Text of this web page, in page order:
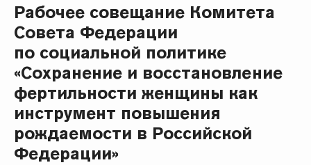
Рабочее совещание Комитета
Совета Федерации
по социальной политике
«Сохранение и восстановление
фертильности женщины как
инструмент повышения
рождаемости в Российской
Федерации»